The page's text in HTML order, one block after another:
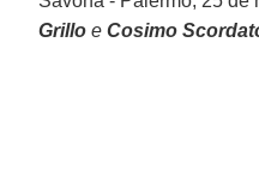
Grillo eCosimo